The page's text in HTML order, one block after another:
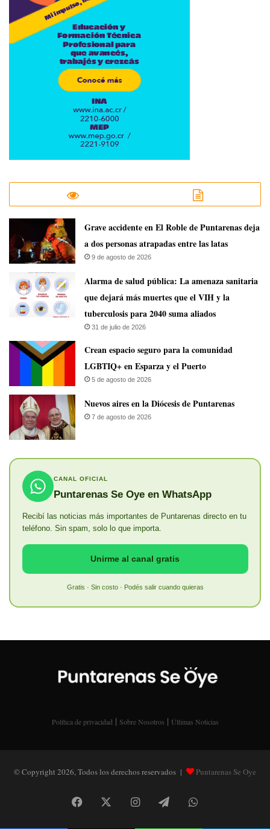
Grave accidente en El Roble de Puntarenas deja
a dos personas atrapadas entre las latas
9 de agosto de 2026
​Alarma de salud pública: La amenaza sanitaria
que dejará más muertes que el VIH y la
tuberculosis para 2040 suma aliados
31 de julio de 2026
Crean espacio seguro para la comunidad
LGBTIQ+ en Esparza y el Puerto
5 de agosto de 2026
​Nuevos aires en la Diócesis de Puntarenas
7 de agosto de 2026
CANAL OFICIAL
Puntarenas Se Oye en WhatsApp
Recibí las noticias más importantes de Puntarenas directo en tu
teléfono. Sin spam, solo lo que importa.
Unirme al canal gratis
Gratis · Sin costo · Podés salir cuando quieras
Política de privacidad | Sobre Nosotros | Últimas Noticias
© Copyright 2026, Todos los derechos reservados | Puntarenas Se Oye
Facebook InstagramTelegramWhatsApp